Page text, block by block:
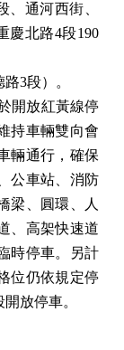
、通河西街、
慶北路4段190
3段）。
開放紅黃線停
持車輛雙向會
輛通行，確保
公車站、消防
梁、圓環、人
、高架快速道
時停車。另計
位仍依規定停
放停車。